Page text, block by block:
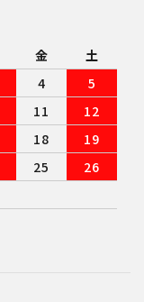
金
土
4
5
11
12
18
19
25
26